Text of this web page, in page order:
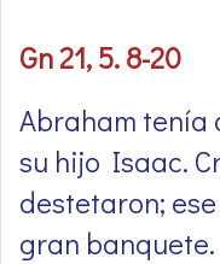
Gn 21, 5. 8-20
Abraham tenía
su hijo Isaac.
destetaron;
gran banquete.